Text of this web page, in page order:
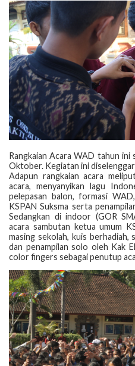
Rangkaian Acara WAD tahun ini
Oktober. Kegiatan ini
Adapun rangkaian acara
acara, menyanyikan lagu
pelepasan balon, formasi
KSPAN Suksma serta
Sedangkan di indoor (GOR
acara sambutan ketua umum
masing sekolah, kuis berhadiah,
dan penampilan solo oleh Kak
color fingers sebagai penutup